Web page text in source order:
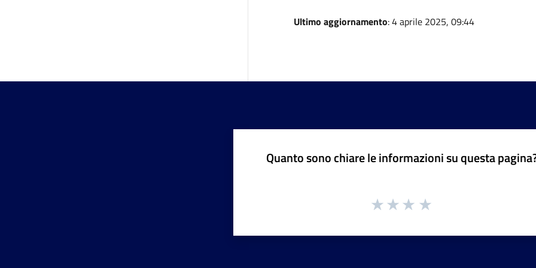
Ultimo aggiornamento: 4 aprile 2025, 09:44
Quanto sono chiare le informazioni su questa